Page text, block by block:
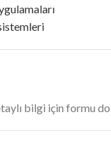
bilgi için formu